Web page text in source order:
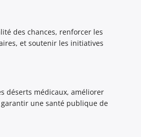
des chances, renforcer les
et soutenir les initiatives
déserts médicaux, améliorer
garantir une santé publique de